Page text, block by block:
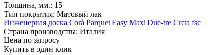
Толщина, мм.: 15
Тип покрытия: Матовый лак
Инженерная доска Corà Parquet Easy Maxi Due-tre Creta fsc
Страна производства: Италия
Цена по запросу
Купить в один клик